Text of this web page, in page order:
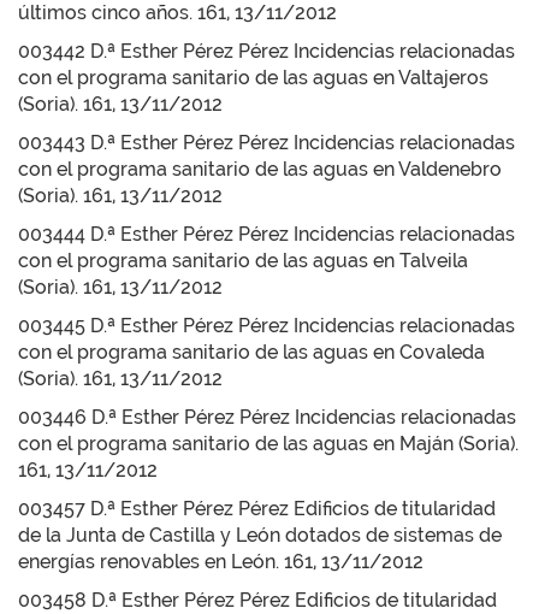
últimos cinco años. 161, 13/11/2012
003442 D.ª Esther Pérez Pérez Incidencias relacionadas
con el programa sanitario de las aguas en Valtajeros
(Soria). 161, 13/11/2012
003443 D.ª Esther Pérez Pérez Incidencias relacionadas
con el programa sanitario de las aguas en Valdenebro
(Soria). 161, 13/11/2012
003444 D.ª Esther Pérez Pérez Incidencias relacionadas
con el programa sanitario de las aguas en Talveila
(Soria). 161, 13/11/2012
003445 D.ª Esther Pérez Pérez Incidencias relacionadas
con el programa sanitario de las aguas en Covaleda
(Soria). 161, 13/11/2012
003446 D.ª Esther Pérez Pérez Incidencias relacionadas
con el programa sanitario de las aguas en Maján (Soria).
161, 13/11/2012
003457 D.ª Esther Pérez Pérez Edificios de titularidad
de la Junta de Castilla y León dotados de sistemas de
energías renovables en León. 161, 13/11/2012
003458 D.ª Esther Pérez Pérez Edificios de titularidad